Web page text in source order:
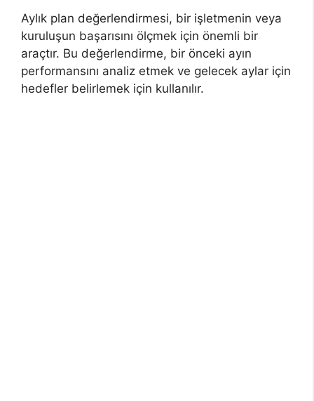
Aylık plan değerlendirmesi, bir işletmenin veya
kuruluşun başarısını ölçmek için önemli bir
araçtır. Bu değerlendirme, bir önceki ayın
performansını analiz etmek ve gelecek aylar için
hedefler belirlemek için kullanılır.